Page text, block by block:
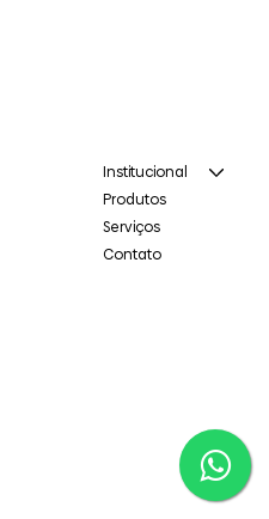
Institucional
Produtos
Serviços
Contato